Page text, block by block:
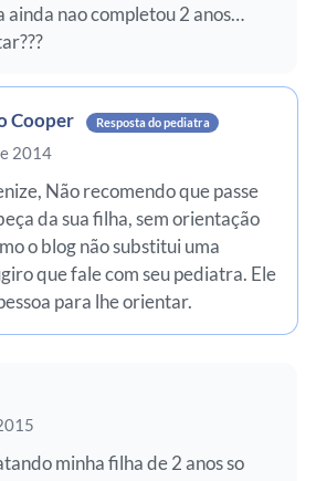
ainda nao completou 2 anos…
Cooper Resposta do pediatra
2014
Não recomendo que passe
da sua filha, sem orientação
o blog não substitui uma
que fale com seu pediatra. Ele
para lhe orientar.
minha filha de 2 anos so